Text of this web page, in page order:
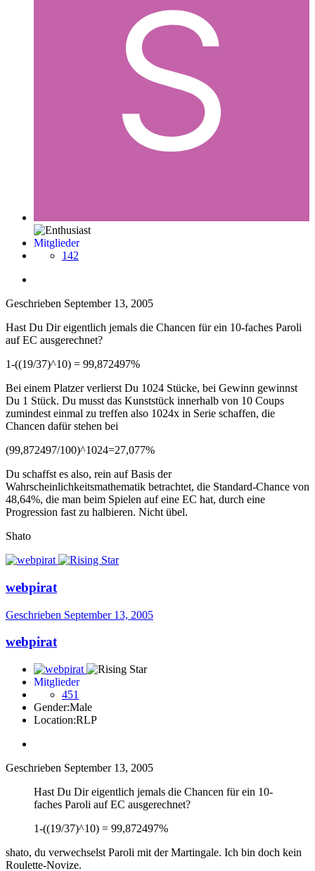
Mitglieder
142
Geschrieben September 13, 2005
Hast Du Dir eigentlich jemals die Chancen für ein 10-faches Paroli
auf EC ausgerechnet?
1-((19/37)^10) = 99,872497%
Bei einem Platzer verlierst Du 1024 Stücke, bei Gewinn gewinnst
Du 1 Stück. Du musst das Kunststück innerhalb von 10 Coups
zumindest einmal zu treffen also 1024x in Serie schaffen, die
Chancen dafür stehen bei
(99,872497/100)^1024=27,077%
Du schaffst es also, rein auf Basis der
Wahrscheinlichkeitsmathematik betrachtet, die Standard-Chance von
48,64%, die man beim Spielen auf eine EC hat, durch eine
Progression fast zu halbieren. Nicht übel.
Shato
webpirat
Geschrieben September 13, 2005
webpirat
Mitglieder
451
Gender:Male
Location:RLP
Geschrieben September 13, 2005
Hast Du Dir eigentlich jemals die Chancen für ein 10-
faches Paroli auf EC ausgerechnet?
1-((19/37)^10) = 99,872497%
shato, du verwechselst Paroli mit der Martingale. Ich bin doch kein
Roulette-Novize.